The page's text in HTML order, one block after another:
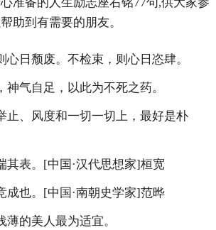
助到有需要的朋友。
心日颓废。不检束，则心日恣肆。
神气自足，以此为不死之药。
止、风度和一切一切上，最好是朴
其表。[中国·汉代思想家]桓宽
成也。[中国·南朝史学家]范晔
薄的美人最为适宜。